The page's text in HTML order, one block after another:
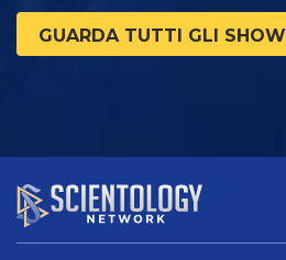
GUARDA TUTTI GLI SHOW